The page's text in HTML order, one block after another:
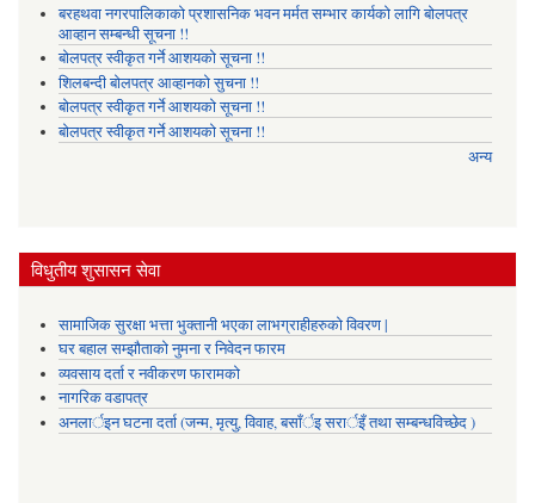
बरहथवा नगरपालिकाको प्रशासनिक भवन मर्मत सम्भार कार्यको लागि बोलपत्र
आव्हान सम्बन्धी सूचना !!
बोलपत्र स्वीकृत गर्ने आशयको सूचना !!
शिलबन्दी बोलपत्र आव्हानको सुचना !!
बोलपत्र स्वीकृत गर्ने आशयको सूचना !!
बोलपत्र स्वीकृत गर्ने आशयको सूचना !!
अन्य
विधुतीय शुसासन सेवा
सामाजिक सुरक्षा भत्ता भुक्तानी भएका लाभग्राहीहरुको विवरण |
घर बहाल सम्झौताको नुमना र निवेदन फारम
व्यवसाय दर्ता र नवीकरण फारामको
नागरिक वडापत्र
अनलार्इन घटना दर्ता (जन्म, मृत्यु, विवाह, बसाँर्इ सरार्इँ तथा सम्बन्धविच्छेद )